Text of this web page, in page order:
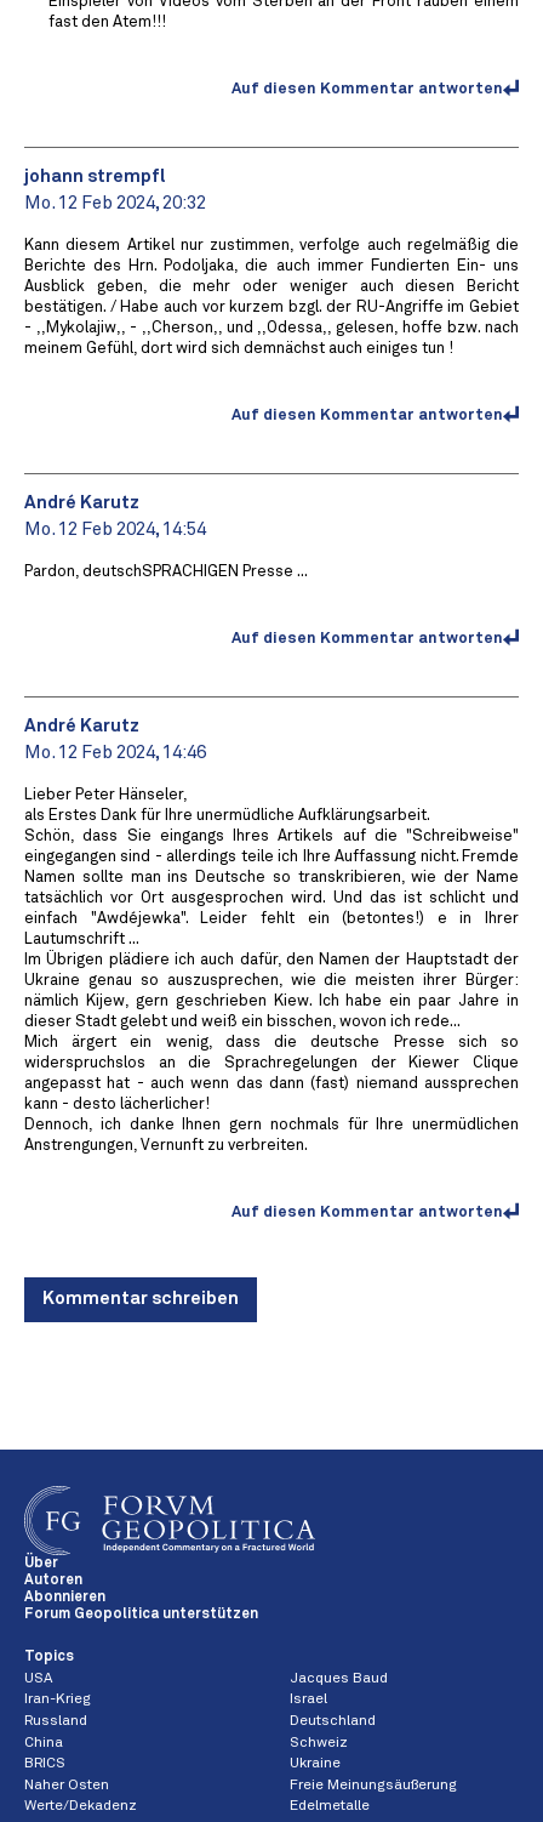
fast den Atem!!!
Auf diesen Kommentar antworten
johann strempfl
Mo. 12 Feb 2024, 20:32
Kann diesem Artikel nur zustimmen, verfolge auch regelmäßig die
Berichte des Hrn. Podoljaka, die auch immer Fundierten Ein- uns
Ausblick geben, die mehr oder weniger auch diesen Bericht
bestätigen. / Habe auch vor kurzem bzgl. der RU-Angriffe im Gebiet
- ,,Mykolajiw,, - ,,Cherson,, und ,,Odessa,, gelesen, hoffe bzw. nach
meinem Gefühl, dort wird sich demnächst auch einiges tun !
Auf diesen Kommentar antworten
André Karutz
Mo. 12 Feb 2024, 14:54
Pardon, deutschSPRACHIGEN Presse ...
Auf diesen Kommentar antworten
André Karutz
Mo. 12 Feb 2024, 14:46
Lieber Peter Hänseler,
als Erstes Dank für Ihre unermüdliche Aufklärungsarbeit.
Schön, dass Sie eingangs Ihres Artikels auf die "Schreibweise"
eingegangen sind - allerdings teile ich Ihre Auffassung nicht. Fremde
Namen sollte man ins Deutsche so transkribieren, wie der Name
tatsächlich vor Ort ausgesprochen wird. Und das ist schlicht und
einfach "Awdéjewka". Leider fehlt ein (betontes!) e in Ihrer
Lautumschrift ...
Im Übrigen plädiere ich auch dafür, den Namen der Hauptstadt der
Ukraine genau so auszusprechen, wie die meisten ihrer Bürger:
nämlich Kijew, gern geschrieben Kiew. Ich habe ein paar Jahre in
dieser Stadt gelebt und weiß ein bisschen, wovon ich rede...
Mich ärgert ein wenig, dass die deutsche Presse sich so
widerspruchslos an die Sprachregelungen der Kiewer Clique
angepasst hat - auch wenn das dann (fast) niemand aussprechen
kann - desto lächerlicher!
Dennoch, ich danke Ihnen gern nochmals für Ihre unermüdlichen
Anstrengungen, Vernunft zu verbreiten.
Auf diesen Kommentar antworten
Kommentar schreiben
Über
Autoren
Abonnieren
Forum Geopolitica unterstützen
Topics
USA
Jacques Baud
Iran-Krieg
Israel
Russland
Deutschland
China
Schweiz
BRICS
Ukraine
Naher Osten
Freie Meinungsäußerung
Werte/Dekadenz
Edelmetalle